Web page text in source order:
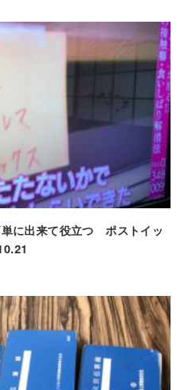
単に出来て役立つ ポストイッ